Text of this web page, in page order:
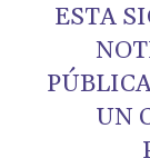
ESTA
UN